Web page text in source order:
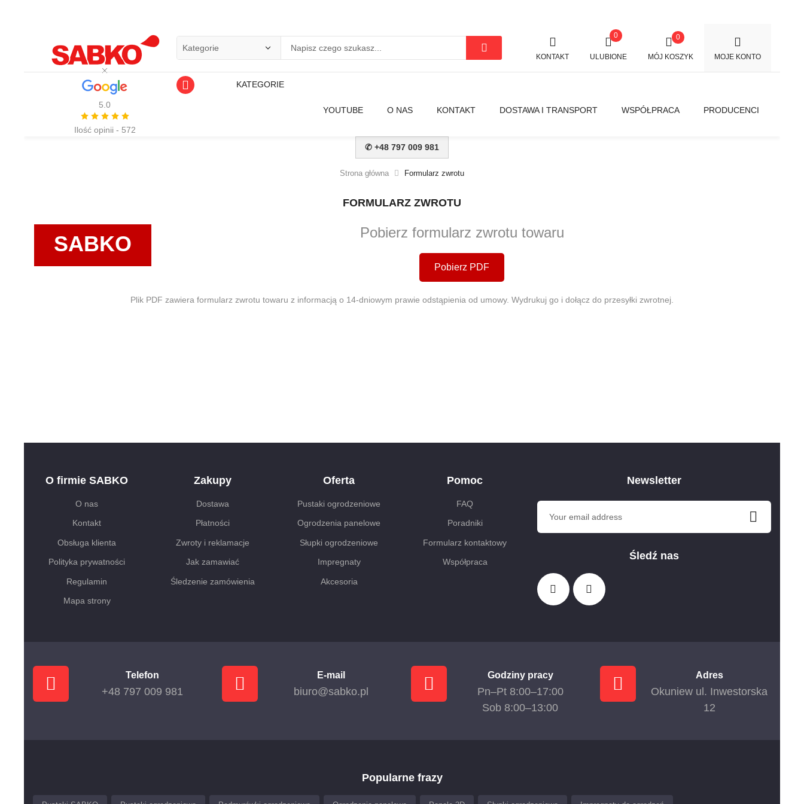
5.0
Ilość opinii - 572
KONTAKT
0
ULUBIONE MÓJ KOSZYK
0
MOJE KONTO
KATEGORIE
PRODUCENCI
WSPÓŁPRACA
DOSTAWA I TRANSPORT
KONTAKT
O NAS
YOUTUBE
✆ +48 797 009 981
Strona główna Formularz zwrotu
FORMULARZ ZWROTU
SABKO Pobierz formularz zwrotu towaru
Pobierz PDF
Plik PDF zawiera formularz zwrotu towaru z informacją o 14-dniowym prawie odstąpienia od umowy. Wydrukuj go i dołącz do przesyłki zwrotnej.
O firmie SABKO
O nas
Kontakt
Obsługa klienta
Polityka prywatności
Regulamin
Mapa strony
Zakupy
Dostawa
Płatności
Zwroty i reklamacje
Jak zamawiać
Śledzenie zamówienia
Oferta
Pustaki ogrodzeniowe
Ogrodzenia panelowe
Słupki ogrodzeniowe
Impregnaty
Akcesoria
Pomoc
FAQ
Poradniki
Formularz kontaktowy
Współpraca
Newsletter
Śledź nas
Telefon
+48 797 009 981
E-mail
biuro@sabko.pl
Godziny pracy
Pn–Pt 8:00–17:00
Sob 8:00–13:00
Adres
Okuniew ul. Inwestorska
12
Popularne frazy